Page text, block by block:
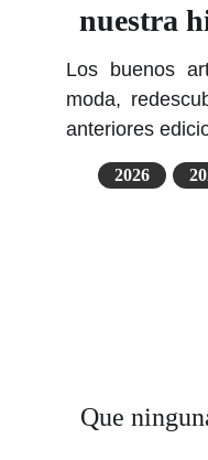
nuestra
Los buenos
moda,
anteriores
2026
Que